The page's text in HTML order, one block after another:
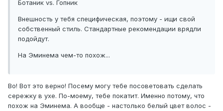
Ботаник vs. Гопник
Внешность у тебя специфическая, поэтому - ищи свой
собственный стиль. Стандартные рекомендации врядли
подойдут.
На Эминема чем-то похож...
Во! Вот это верно! Посему могу тебе посоветовать сделать
сережку в ухе. По-моему, тебе покатит. Именно потому, что
похож на Эминема. А вообще - настолько белый цвет волос -